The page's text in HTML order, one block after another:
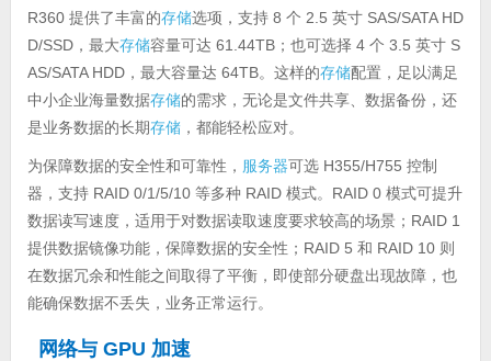
R360 提供了丰富的存储选项，支持 8 个 2.5 英寸 SAS/SATA HD
D/SSD，最大存储容量可达 61.44TB；也可选择 4 个 3.5 英寸 S
AS/SATA HDD，最大容量达 64TB。这样的存储配置，足以满足
中小企业海量数据存储的需求，无论是文件共享、数据备份，还
是业务数据的长期存储，都能轻松应对。
为保障数据的安全性和可靠性， 服务器可选 H355/H755 控制
器，支持 RAID 0/1/5/10 等多种 RAID 模式。RAID 0 模式可提升
数据读写速度，适用于对数据读取速度要求较高的场景；RAID 1
提供数据镜像功能，保障数据的安全性；RAID 5 和 RAID 10 则
在数据冗余和性能之间取得了平衡，即使部分硬盘出现故障，也
能确保数据不丢失，业务正常运行。
网络与 GPU 加速